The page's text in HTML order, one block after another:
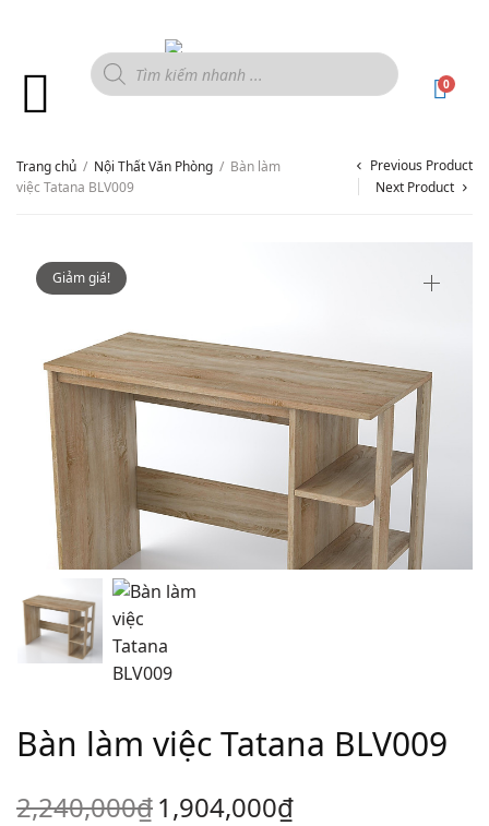
0
Trang chủ / Nội Thất Văn Phòng / Bàn làm
việc Tatana BLV009
Previous Product
Next Product
Giảm giá!
Bàn làm việc Tatana BLV009
2,240,000₫1,904,000₫